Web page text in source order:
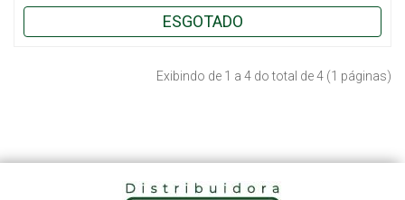
ESGOTADO
Exibindo de 1 a 4 do total de 4 (1 páginas)